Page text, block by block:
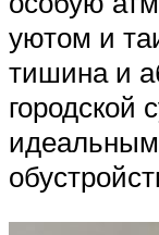
уютом и
тишина и
городской